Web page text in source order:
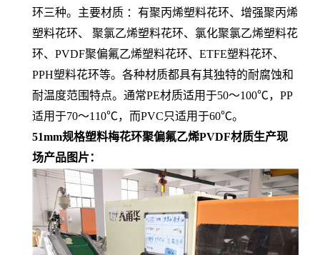
环三种。主要材质 ：有聚丙烯塑料花环、增强聚丙烯
塑料花环、 聚氯乙烯塑料花环、氯化聚氯乙烯塑料花
环、PVDF聚偏氟乙烯塑料花环、ETFE塑料花环、
PPH塑料花环等。各种材质都具有其独特的耐腐蚀和
耐温度范围特点。通常PE材质适用于50～100℃，PP
适用于70～110℃，而PVC只适用于60℃。
51mm规格塑料梅花环聚偏氟乙烯PVDF材质生产现
场产品图片：